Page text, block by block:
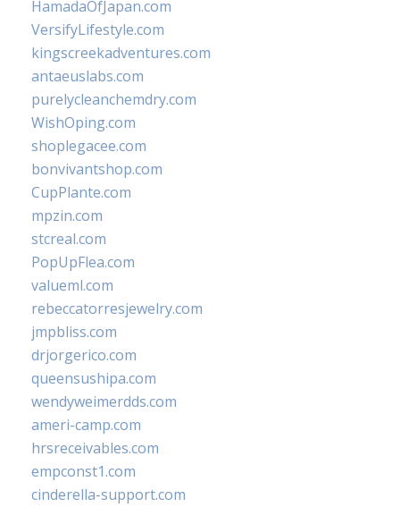
HamadaOfJapan.com
VersifyLifestyle.com
kingscreekadventures.com
antaeuslabs.com
purelycleanchemdry.com
WishOping.com
shoplegacee.com
bonvivantshop.com
CupPlante.com
mpzin.com
stcreal.com
PopUpFlea.com
valueml.com
rebeccatorresjewelry.com
jmpbliss.com
drjorgerico.com
queensushipa.com
wendyweimerdds.com
ameri-camp.com
hrsreceivables.com
empconst1.com
cinderella-support.com